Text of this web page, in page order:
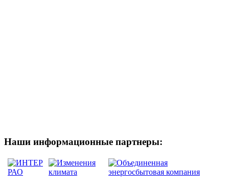
Наши информационные партнеры: